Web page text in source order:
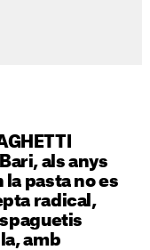
als anys
pasta no es
radical,
amb